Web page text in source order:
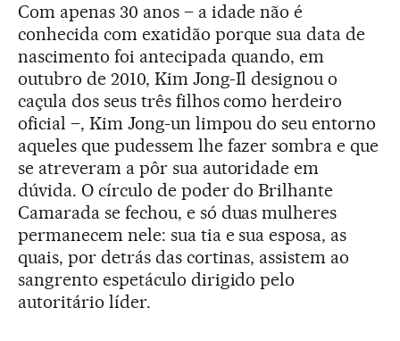
Com apenas 30 anos – a idade não é
conhecida com exatidão porque sua data de
nascimento foi antecipada quando, em
outubro de 2010, Kim Jong-Il designou o
caçula dos seus três filhos como herdeiro
oficial –, Kim Jong-un limpou do seu entorno
aqueles que pudessem lhe fazer sombra e que
se atreveram a pôr sua autoridade em
dúvida. O círculo de poder do Brilhante
Camarada se fechou, e só duas mulheres
permanecem nele: sua tia e sua esposa, as
quais, por detrás das cortinas, assistem ao
sangrento espetáculo dirigido pelo
autoritário líder.